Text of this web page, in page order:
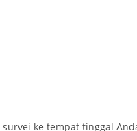
ke tempat tinggal